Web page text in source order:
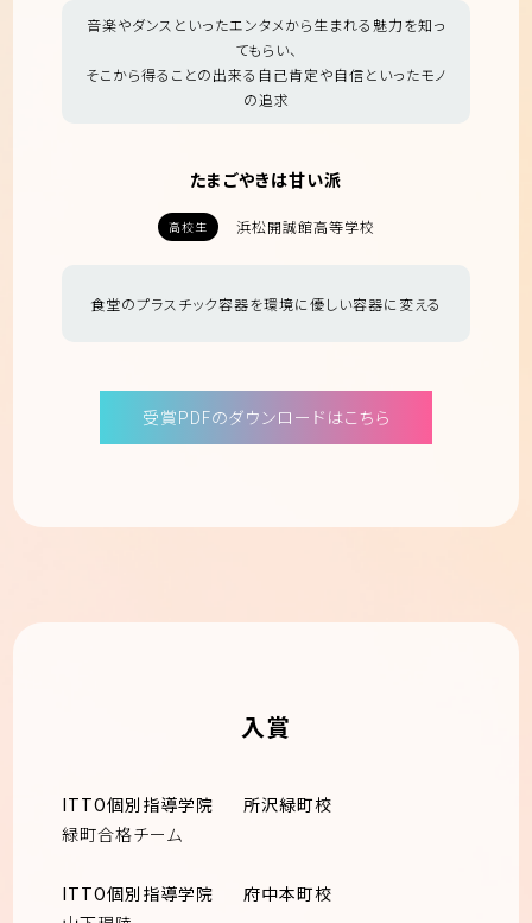
音楽やダンスといったエンタメから生まれる魅力を知っ
てもらい、
そこから得ることの出来る自己肯定や自信といったモノ
の追求
たまごやきは甘い派
高校生 浜松開誠館高等学校
食堂のプラスチック容器を環境に優しい容器に変える
受賞PDFのダウンロードはこちら
入賞
ITTO個別指導学院
所沢緑町校
緑町合格チーム
ITTO個別指導学院
府中本町校